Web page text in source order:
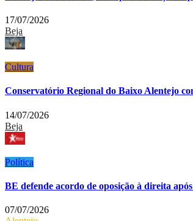
17/07/2026
Beja
Cultura
Conservatório Regional do Baixo Alentejo
14/07/2026
Beja
Política
BE defende acordo de oposição à direita
07/07/2026